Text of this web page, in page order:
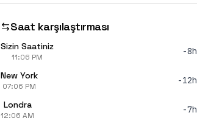
Saat karşılaştırması
Sizin Saatiniz
11:06 PM
-8h
New York
07:06 PM
-12h
Londra
12:06 AM
-7h